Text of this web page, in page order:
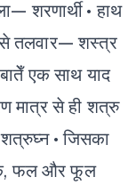
शरणार्थी • हाथ
तलवार— शस्त्र
एक साथ याद
मात्र से ही शत्रु
• जिसका
फल और फूल